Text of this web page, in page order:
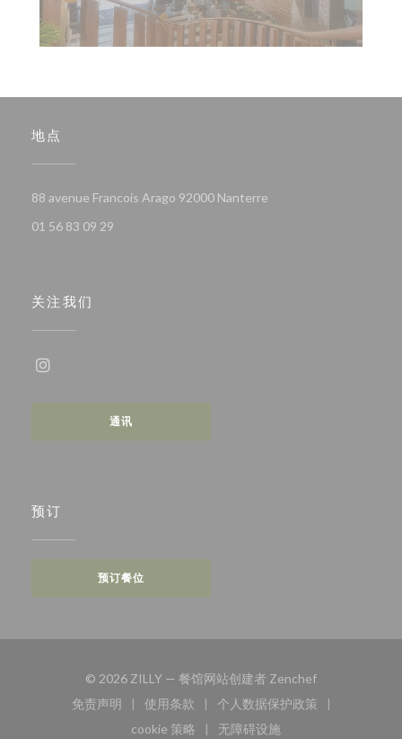
地点
88 avenue Francois Arago 92000 Nanterre
01 56 83 09 29
关注我们
通讯
预订
预订餐位
© 2026 ZILLY — 餐馆网站创建者 Zenchef((在新窗口中打
免责声明
((在新窗口中打开))
使用条款
((在新窗口中打开))
个人数据保护政策
((在新窗口中打开))
cookie 策略
无障碍设施